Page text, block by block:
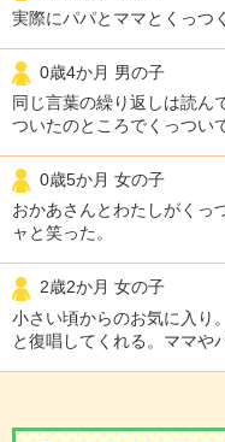
実際にパパとママとくっつ
0歳4か月 男の子
同じ言葉の繰り返しは読ん
ついたのところでくっつい
0歳5か月 女の子
おかあさんとわたしがくっ
ャと笑った。
2歳2か月 女の子
小さい頃からのお気に入り
と復唱してくれる。ママや